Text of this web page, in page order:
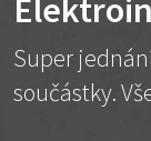
Super
součástky.